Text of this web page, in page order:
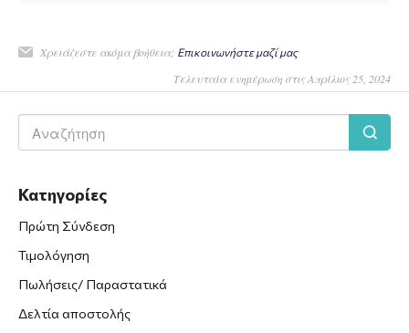
Χρειάζεστε ακόμα βοήθεια; Επικοινωνήστε μαζί μας
Τελευταία ενημέρωση στις Απρίλιος 25, 2024
Κατηγορίες
Πρώτη Σύνδεση
Τιμολόγηση
Πωλήσεις/ Παραστατικά
Δελτία αποστολής